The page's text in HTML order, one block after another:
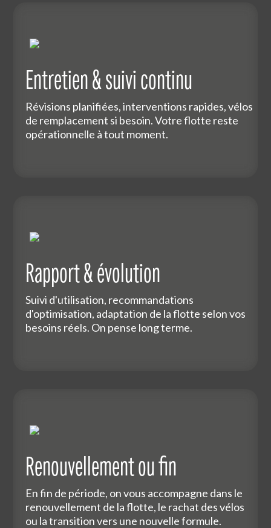
Entretien & suivi continu
Révisions planifiées, interventions rapides, vélos
de remplacement si besoin. Votre flotte reste
opérationnelle à tout moment.
Rapport & évolution
Suivi d'utilisation, recommandations
d'optimisation, adaptation de la flotte selon vos
besoins réels. On pense long terme.
Renouvellement ou fin
En fin de période, on vous accompagne dans le
renouvellement de la flotte, le rachat des vélos
ou la transition vers une nouvelle formule.